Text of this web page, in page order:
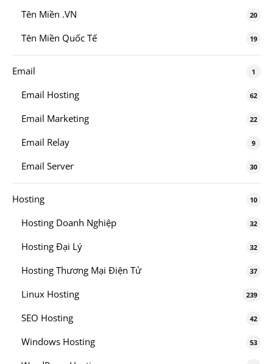
Tên Miền .VN 20
Tên Miền Quốc Tế 19
Email 1
Email Hosting 62
Email Marketing 22
Email Relay 9
Email Server 30
Hosting 10
Hosting Doanh Nghiệp 32
Hosting Đại Lý 32
Hosting Thương Mại Điện Tử 37
Linux Hosting 239
SEO Hosting 42
Windows Hosting 53